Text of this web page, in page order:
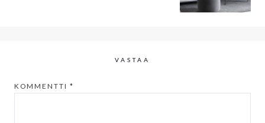
VASTAA
KOMMENTTI *